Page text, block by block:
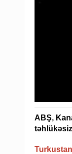
ABŞ,